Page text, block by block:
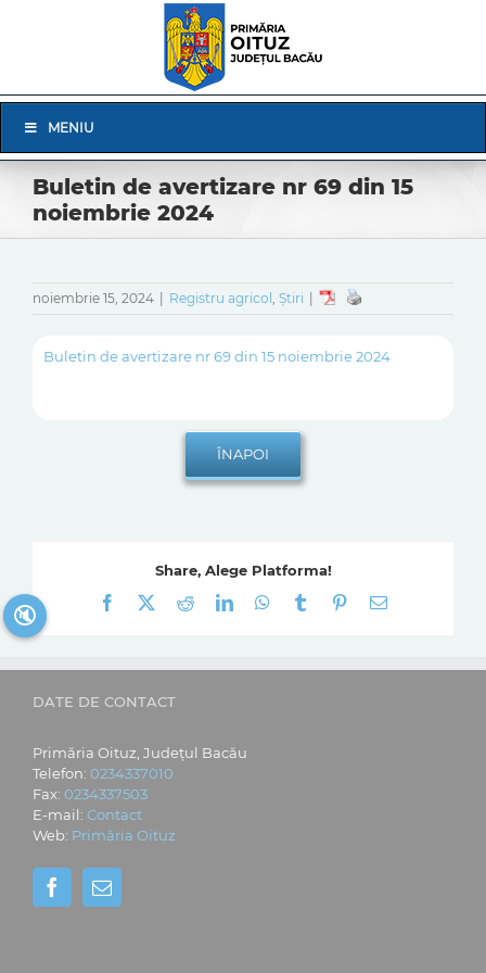
Navigation
MENIU
Buletin de avertizare nr 69 din 15
noiembrie 2024
noiembrie 15, 2024 Registru agricol , Știri
Buletin de avertizare nr 69 din 15 noiembrie 2024
Share, Alege Platforma!
Facebook
RedditLinkedInWhatsApp
Tumblr Pinterest
E-
DATE DE CONTACT
Primăria Oituz, Județul Bacău
Telefon: 0234337010
Fax: 0234337503
E-mail: Contact
Web: Primăria Oituz
🔇